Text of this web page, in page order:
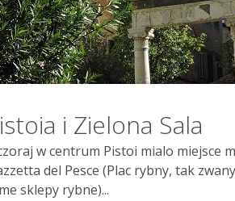
i Zielona Sala
w centrum Pistoi mialo miejsce
del Pesce (Plac rybny, tak
sklepy rybne)...